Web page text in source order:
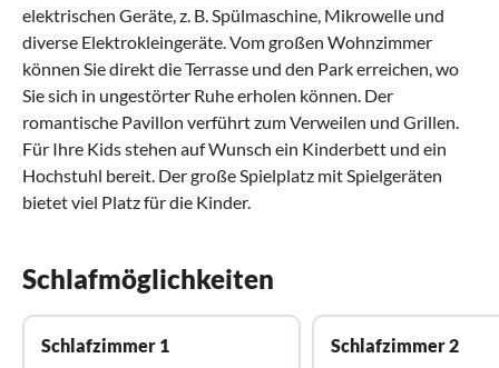
elektrischen Geräte, z. B. Spülmaschine, Mikrowelle und
diverse Elektrokleingeräte. Vom großen Wohnzimmer
können Sie direkt die Terrasse und den Park erreichen, wo
Sie sich in ungestörter Ruhe erholen können. Der
romantische Pavillon verführt zum Verweilen und Grillen.
Für Ihre Kids stehen auf Wunsch ein Kinderbett und ein
Hochstuhl bereit. Der große Spielplatz mit Spielgeräten
bietet viel Platz für die Kinder.
Schlafmöglichkeiten
Schlafzimmer 1
Schlafzimmer 2